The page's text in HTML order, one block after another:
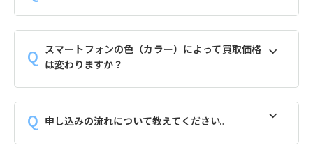
スマートフォンの色（カラー）によって買取価格
は変わりますか？
申し込みの流れについて教えてください。